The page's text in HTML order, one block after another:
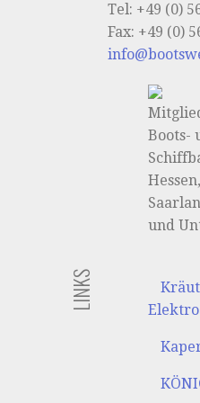
Tel: +49 (0)
Fax: +49 (0)
Boots-
und
LINKS